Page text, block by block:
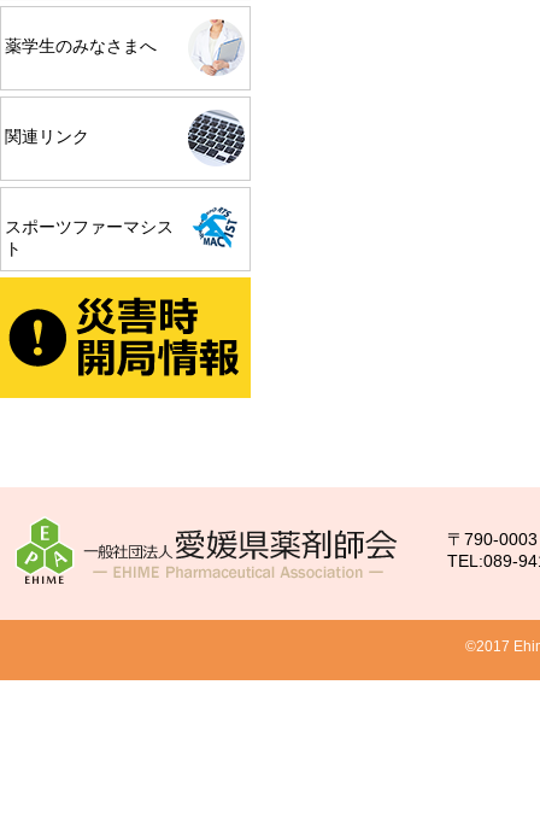
薬学生のみなさまへ
関連リンク
スポーツファーマシス
ト
〒790-
TEL:089-
©2017